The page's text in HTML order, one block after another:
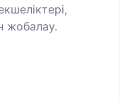
жобалау.